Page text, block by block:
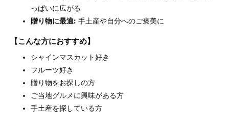
っぱいに広がる
贈り物に最適:手土産や自分へのご褒美に
【こんな方におすすめ】
シャインマスカット好き
フルーツ好き
贈り物をお探しの方
ご当地グルメに興味がある方
手土産を探している方